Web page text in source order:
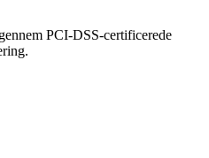
PCI-DSS-certificerede